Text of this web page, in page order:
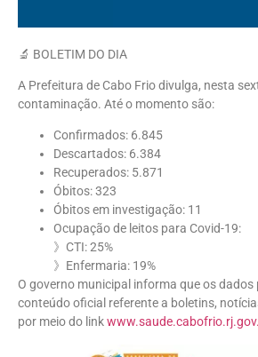
🔬 BOLETIM DO DIA
A Prefeitura de Cabo Frio divulga, nesta
contaminação. Até o momento são:
Confirmados: 6.845
Descartados: 6.384
Recuperados: 5.871
Óbitos: 323
Óbitos em investigação: 11
Ocupação de leitos para Covid-19:
》CTI: 25%
》Enfermaria: 19%
O governo municipal informa que os
conteúdo oficial referente a boletins,
por meio do link